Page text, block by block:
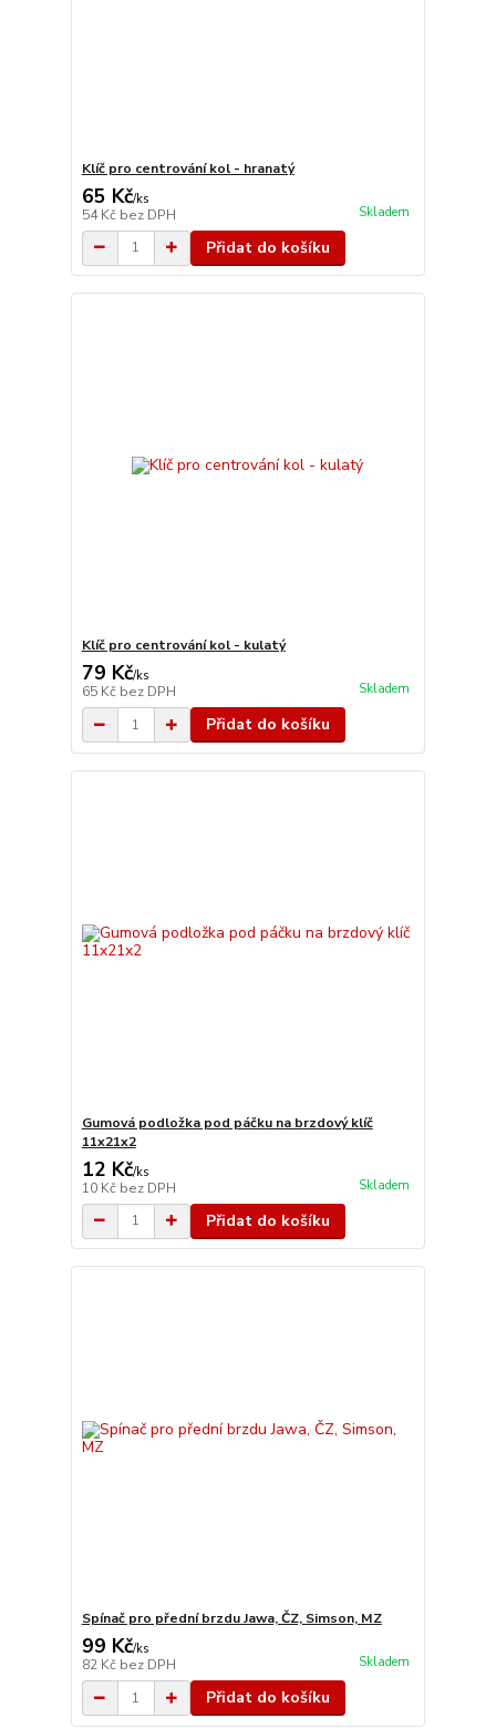
Klíč pro centrování kol - hranatý
65 Kč/ks
54 Kč bez DPH Skladem
Přidat do košíku
Klíč pro centrování kol - kulatý
79 Kč/ks
65 Kč bez DPH Skladem
Přidat do košíku
Gumová podložka pod páčku na brzdový klíč
11x21x2
12 Kč/ks
10 Kč bez DPH Skladem
Přidat do košíku
Spínač pro přední brzdu Jawa, ČZ, Simson, MZ
99 Kč/ks
82 Kč bez DPH Skladem
Přidat do košíku